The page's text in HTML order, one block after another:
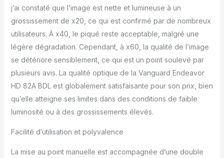
j’ai constaté que l’image est nette et lumineuse à un
grossissement de x20, ce qui est confirmé par de nombreux
utilisateurs. À x40, le piqué reste acceptable, malgré une
légère dégradation. Cependant, à x60, la qualité de l’image
se détériore sensiblement, ce qui est un point soulevé par
plusieurs avis. La qualité optique de la Vanguard Endeavor
HD 82A BDL est globalement satisfaisante pour son prix, bien
qu’elle atteigne ses limites dans des conditions de faible
luminosité ou à des grossissements élevés.
Facilité d’utilisation et polyvalence
La mise au point manuelle est accompagnée d’une double